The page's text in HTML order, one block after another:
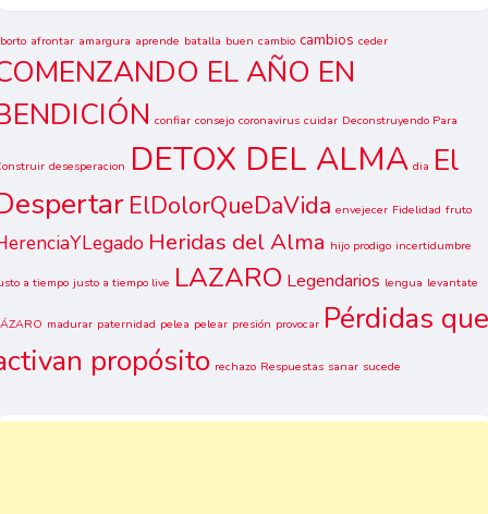
afrontar amargura aprende batalla buen cambio cambios ceder
EL AÑO EN
confiar consejo coronavirus cuidar Deconstruyendo Para
desesperacion DETOX DEL ALMA dia El
ElDolorQueDaVida envejecer Fidelidad fruto
Heridas del Alma hijo prodigo incertidumbre
a tiempo justo a tiempo live LAZARO Legendarios lengua levantate
madurar paternidad pelea pelear presión provocar Pérdidas que
propósito rechazo Respuestas sanar sucede